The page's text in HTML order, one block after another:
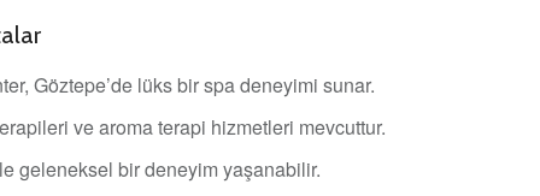
Göztepe’de lüks bir spa deneyimi sunar.
ve aroma terapi hizmetleri mevcuttur.
geleneksel bir deneyim yaşanabilir.